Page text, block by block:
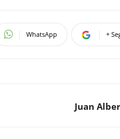
WhatsApp +
Juan